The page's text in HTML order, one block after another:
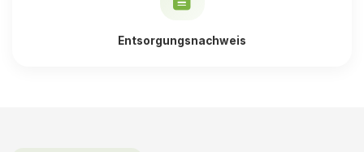
Entsorgungsnachweis